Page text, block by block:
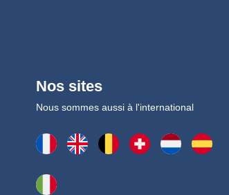
Nos sites
Nous sommes aussi à l'international